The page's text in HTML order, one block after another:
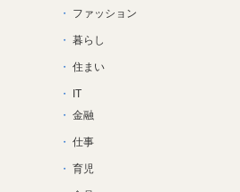
ファッション
暮らし
住まい
IT
金融
仕事
育児